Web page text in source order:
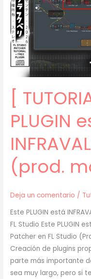
EMOCIONALES
(Old
Drake,
Fakemink)
(prod.
mora)
[74]
[
PLUGIN
(prod.
Deja un comentario /
Este PLUGIN está
FL Studio Este PLUGIN
Patcher en FL Studio
Creación de plugins
parte más importante
sea muy largo, pero si